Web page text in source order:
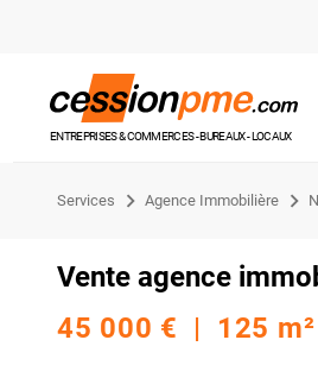
ENTREPRISES & COMMERCES - BUREAUX - LOCAUX
Services Agence Immobilière
Vente agence
45 000 € | 125 m²